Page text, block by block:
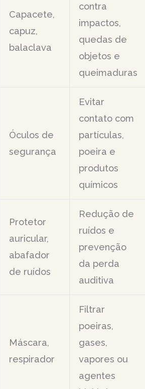
Capacete,
capuz,
balaclava
contra
impactos,
quedas de
objetos e
queimaduras
Óculos de
segurança
Evitar
contato com
partículas,
poeira e
produtos
químicos
Protetor
auricular,
abafador
de ruídos
Redução de
ruídos e
prevenção
da perda
auditiva
Máscara,
respirador
Filtrar
poeiras,
gases,
vapores ou
agentes